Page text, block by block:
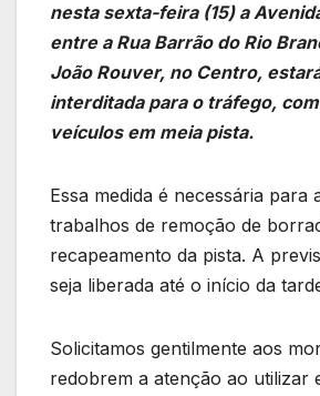
nesta sexta-feira (15) a
entre a Rua Barrão do Rio
João Rouver, no Centro,
interditada para o tráfego,
veículos em meia pista.
Essa medida é necessária para
trabalhos de remoção de
recapeamento da pista. A
seja liberada até o início da
Solicitamos gentilmente aos
redobrem a atenção ao utilizar